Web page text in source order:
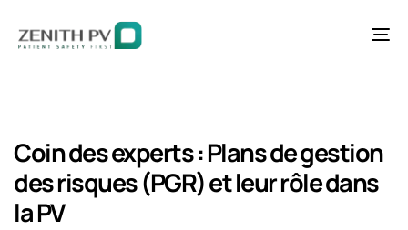
Coin des experts : Plans de gestion
des risques (PGR) et leur rôle dans
la PV